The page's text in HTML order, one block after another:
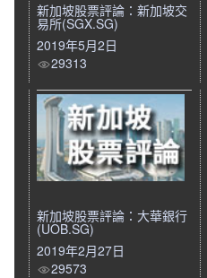
新加坡股票評論：新加坡交
易所(SGX.SG)
2019年5月2日
29313
新加坡股票評論：大華銀行
(UOB.SG)
2019年2月27日
29573